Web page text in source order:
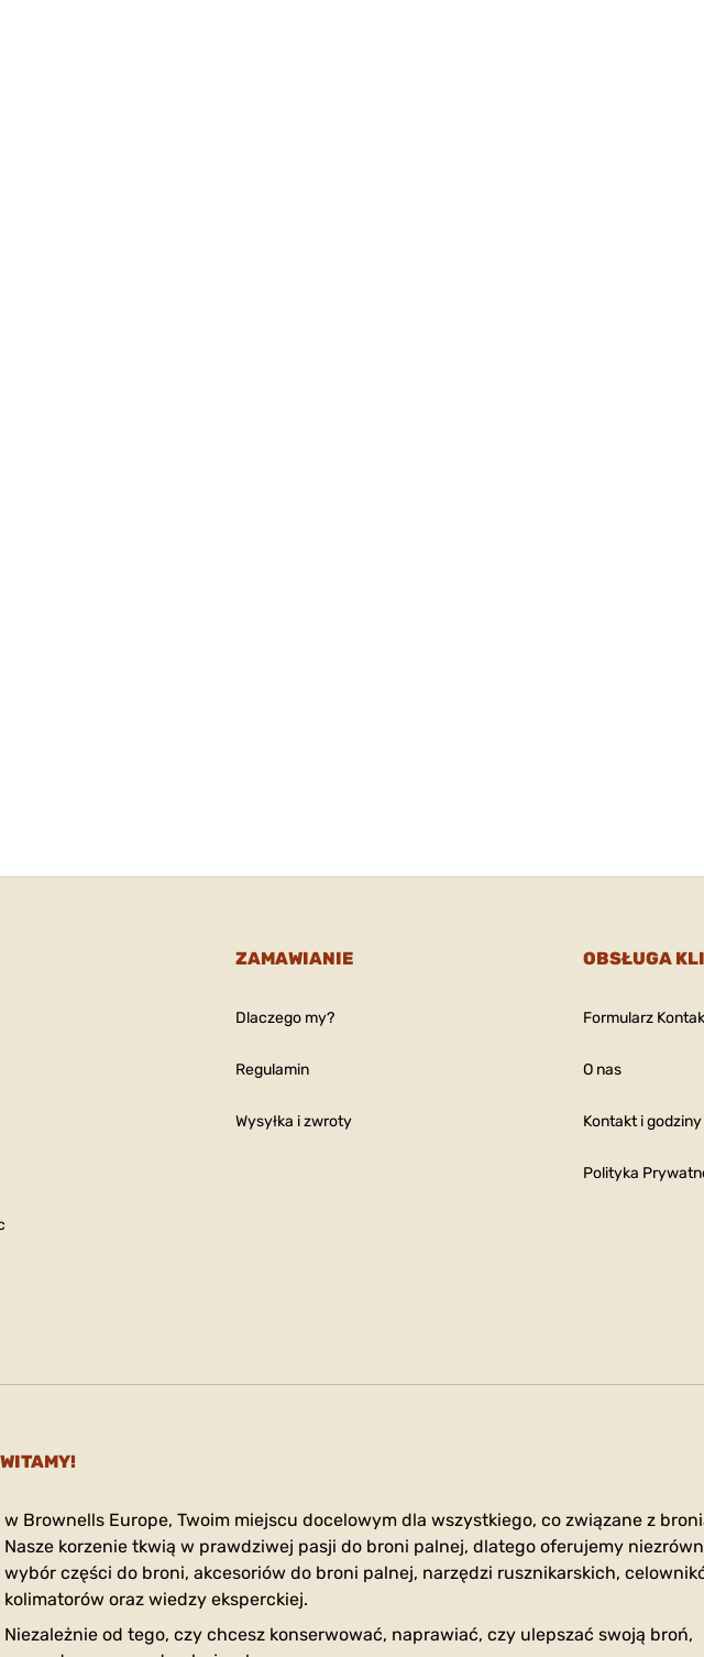
ZAMAWIANIE
Dlaczego my?
Regulamin
Wysyłka i zwroty
OBSŁUGA
Formularz
O nas
Kontakt i
Polityka
WITAMY!
w Brownells Europe, Twoim miejscu docelowym dla wszystkiego, co związane z
Nasze korzenie tkwią w prawdziwej pasji do broni palnej, dlatego oferujemy
wybór części do broni, akcesoriów do broni palnej, narzędzi rusznikarskich,
kolimatorów oraz wiedzy eksperckiej.
Niezależnie od tego, czy chcesz konserwować, naprawiać, czy ulepszać swoją broń,